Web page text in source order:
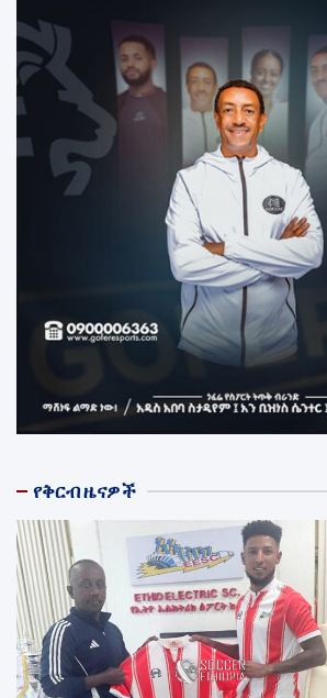
የቅርብ ዜናዎች